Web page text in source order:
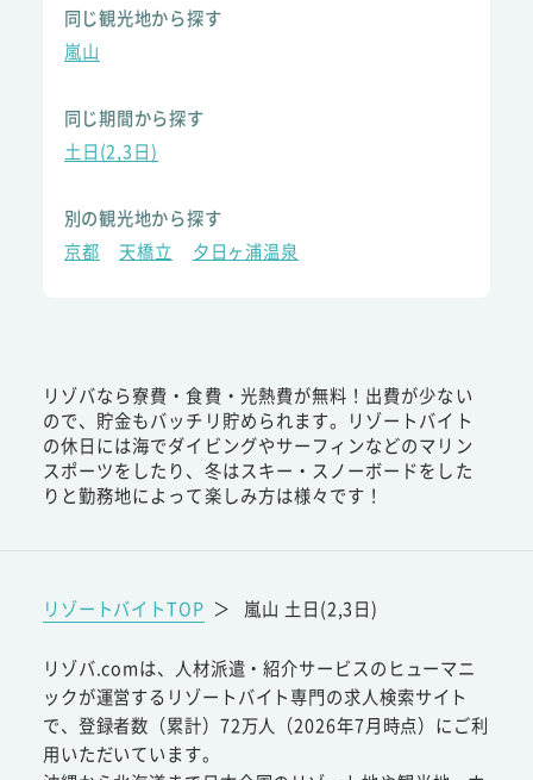
同じ観光地から探す
嵐山
同じ期間から探す
土日(2,3日)
別の観光地から探す
京都
天橋立 夕日ヶ浦温泉
リゾバなら寮費・食費・光熱費が無料！出費が少ない
ので、貯金もバッチリ貯められます。リゾートバイト
の休日には海でダイビングやサーフィンなどのマリン
スポーツをしたり、冬はスキー・スノーボードをした
りと勤務地によって楽しみ方は様々です！
リゾートバイトTOP ＞ 嵐山 土日(2,3日)
リゾバ.comは、人材派遣・紹介サービスのヒューマニ
ックが運営するリゾートバイト専門の求人検索サイト
で、登録者数（累計）72万人（2026年7月時点）にご利
用いただいています。